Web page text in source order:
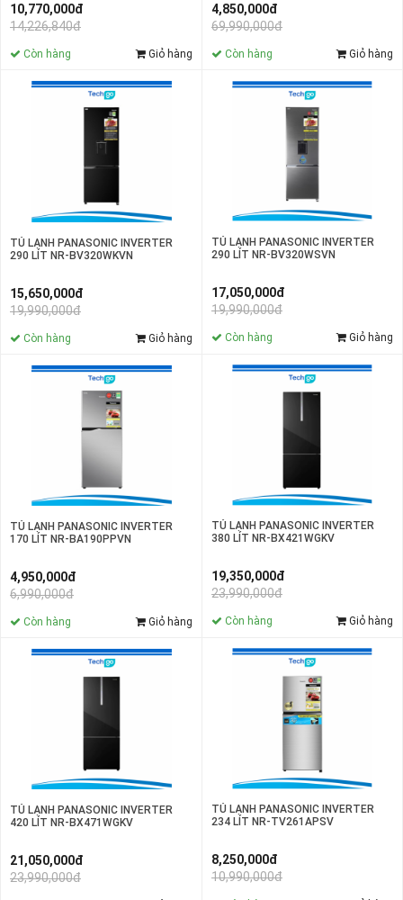
10,770,000đ
14,226,840đ
Còn hàng Giỏ hàng
4,850,000đ
69,990,000đ
Còn hàng Giỏ hàng
TỦ LẠNH PANASONIC INVERTER
290 LÍT NR-BV320WKVN
15,650,000đ
19,990,000đ
Còn hàng Giỏ hàng
TỦ LẠNH PANASONIC INVERTER
290 LÍT NR-BV320WSVN
17,050,000đ
19,990,000đ
Còn hàng Giỏ hàng
TỦ LẠNH PANASONIC INVERTER
170 LÍT NR-BA190PPVN
4,950,000đ
6,990,000đ
Còn hàng Giỏ hàng
TỦ LẠNH PANASONIC INVERTER
380 LÍT NR-BX421WGKV
19,350,000đ
23,990,000đ
Còn hàng Giỏ hàng
TỦ LẠNH PANASONIC INVERTER
420 LÍT NR-BX471WGKV
21,050,000đ
23,990,000đ
TỦ LẠNH PANASONIC INVERTER
234 LÍT NR-TV261APSV
8,250,000đ
10,990,000đ